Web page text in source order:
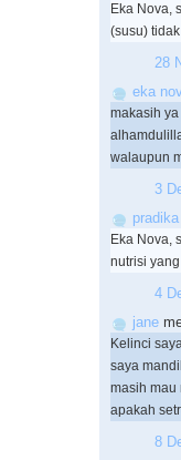
Eka Nova,
(susu)
28
eka
makasih ya
walaupun
3
Eka Nova,
nutrisi
4
jane
Kelinci
saya
masih mau
apakah
8